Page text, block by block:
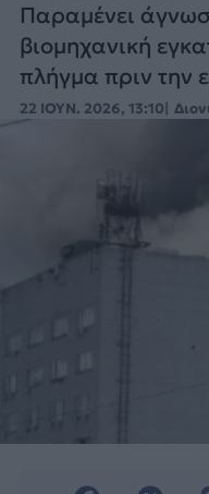
Παραμένει
βιομηχανική
πλήγμα πριν την
22 ΙΟΥΝ. 2026, 13:10